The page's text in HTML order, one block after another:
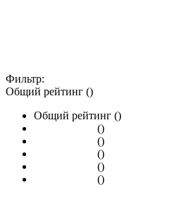
Фильтр:
Общий рейтинг ()
Общий рейтинг ()
()
()
()
()
()